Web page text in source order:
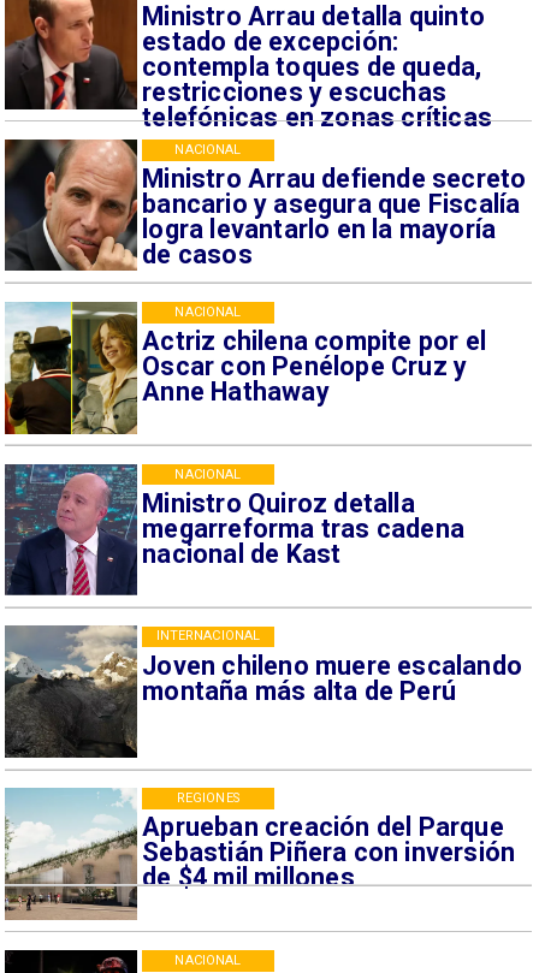
Ministro Arrau detalla quinto
estado de excepción:
contempla toques de queda,
restricciones y escuchas
telefónicas en zonas críticas
Ministro Arrau defiende secreto
bancario y asegura que Fiscalía
logra levantarlo en la mayoría
de casos
NACIONAL
Actriz chilena compite por el
Oscar con Penélope Cruz y
Anne Hathaway
NACIONAL
Ministro Quiroz detalla
megarreforma tras cadena
nacional de Kast
NACIONAL
Joven chileno muere escalando
montaña más alta de Perú
INTERNACIONAL
Aprueban creación del Parque
Sebastián Piñera con inversión
de $4 mil millones
REGIONES
NACIONAL